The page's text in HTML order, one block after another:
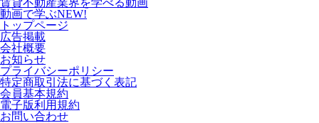
賃貸不動産業界を学べる動画
動画で学ぶNEW!
トップページ
広告掲載
会社概要
お知らせ
プライバシーポリシー
特定商取引法に基づく表記
会員基本規約
電子版利用規約
お問い合わせ